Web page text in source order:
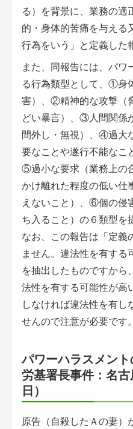
る）を背景に、業務の適
的・身体的苦痛を与える
行為をいう」と定義した
また、同報告には、パワ
る行為類型として、①身
害）、②精神的な攻撃（
どい暴言）、③人間関係
間外し・無視）、④過大
要なことや遂行不能なこ
⑤過小な要求（業務上の
かけ離れた程度の低い仕
えないこと）、⑥個の侵
ち入ること）の６類型を
なお、この報告は「定義
ません。違法性を有する
を抽出したものですから
法性を有する可能性が高
しなければ違法性を有し
せんので注意が必要です。
パワーハラスメン
労基署長事件：名
日）
原告（自殺したＡの妻）